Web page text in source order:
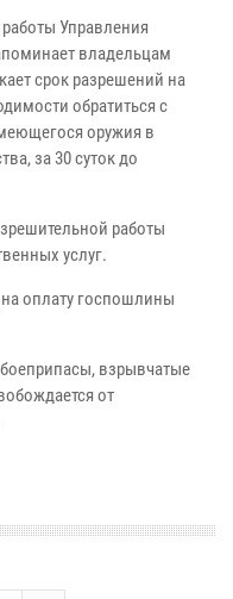
Управления
владельцам
срок разрешений на
обратиться с
оружия в
за 30 суток до
работы
услуг.
оплату госпошлины
взрывчатые
от